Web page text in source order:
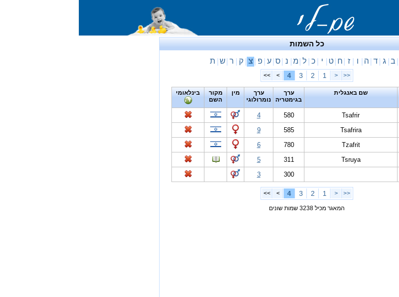
כל השמות
ב ג ד ה ו ז ח ט י כ ל מ נ ס ע פ צ ק ר ש ת
<<
<
1
2
3
4
>
>>
שם באנגלית
ערך
בגימטריה
ערך
נומרולוגי
מין
מקור
השם
בינלאומי
Tsafrir
580
4
Tsafrira
585
9
Tzafrit
780
6
Tsruya
311
5
300
3
<<
<
1
2
3
4
>
>>
המאגר מכיל 3238 שמות שונים